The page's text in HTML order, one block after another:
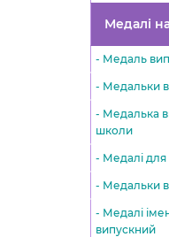
Медалі
- Медаль
- Медальки
- Медалька
школи
- Медалі
- Медальки
- Медалі
випускний